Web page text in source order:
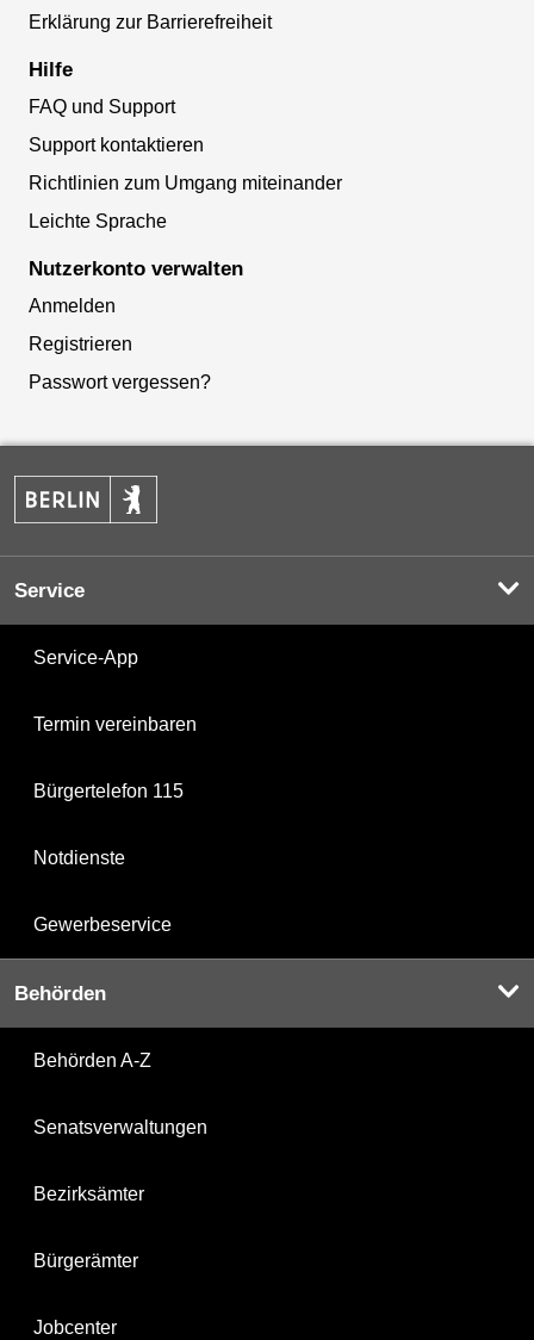
Erklärung zur Barrierefreiheit
Hilfe
FAQ und Support
Support kontaktieren
Richtlinien zum Umgang miteinander
Leichte Sprache
Nutzerkonto verwalten
Anmelden
Registrieren
Passwort vergessen?
Service
Service-App
Termin vereinbaren
Bürgertelefon 115
Notdienste
Gewerbeservice
Behörden
Behörden A-Z
Senatsverwaltungen
Bezirksämter
Bürgerämter
Jobcenter